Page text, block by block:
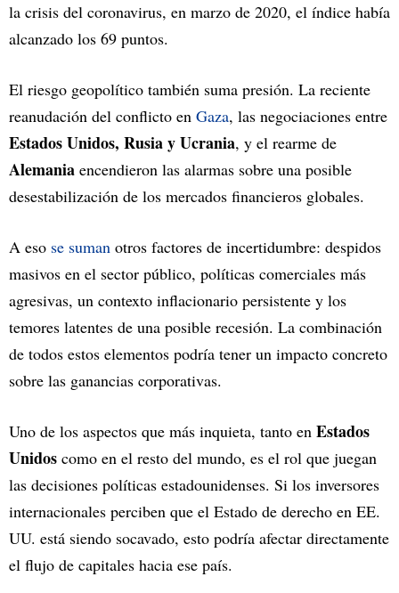
la crisis del coronavirus, en marzo de 2020, el índice había
alcanzado los 69 puntos.
El riesgo geopolítico también suma presión. La reciente
reanudación del conflicto en Gaza, las negociaciones entre
Estados Unidos, Rusia y Ucrania, y el rearme de
Alemania encendieron las alarmas sobre una posible
desestabilización de los mercados financieros globales.
A eso se suman otros factores de incertidumbre: despidos
masivos en el sector público, políticas comerciales más
agresivas, un contexto inflacionario persistente y los
temores latentes de una posible recesión. La combinación
de todos estos elementos podría tener un impacto concreto
sobre las ganancias corporativas.
Uno de los aspectos que más inquieta, tanto en Estados
Unidos como en el resto del mundo, es el rol que juegan
las decisiones políticas estadounidenses. Si los inversores
internacionales perciben que el Estado de derecho en EE.
UU. está siendo socavado, esto podría afectar directamente
el flujo de capitales hacia ese país.